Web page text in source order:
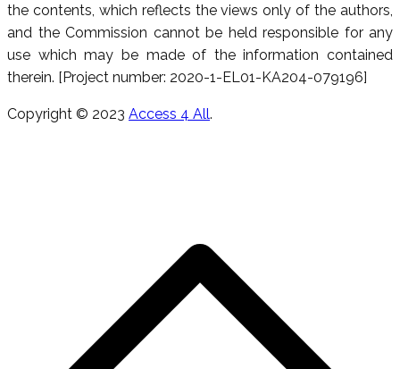
the contents, which reflects the views only of the authors,
and the Commission cannot be held responsible for any
use which may be made of the information contained
therein. [Project number: 2020-1-EL01-KA204-079196]
Copyright © 2023 Access 4 All.